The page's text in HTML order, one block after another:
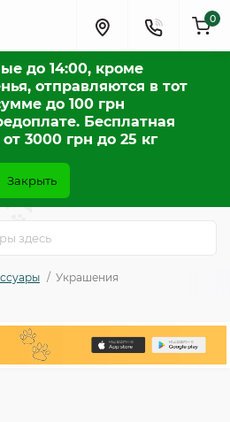
до 14:00, кроме
отправляются в тот
до 100 грн
Бесплатная
3000 грн до 25 кг
Закрыть
0
Украшения